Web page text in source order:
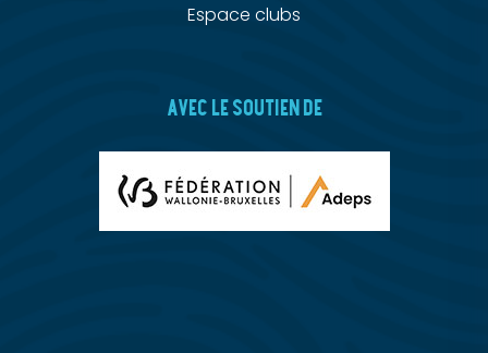
Espace clubs
AVEC LE SOUTIEN DE